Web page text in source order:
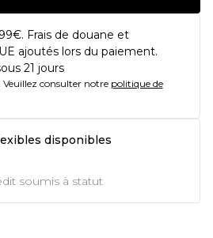
Frais de douane et
ajoutés lors du paiement.
21 jours
Veuillez consulter notre politique de
disponibles
soumis à statut